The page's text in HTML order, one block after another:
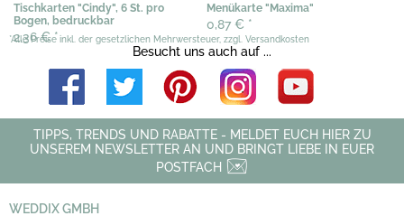
Tischkarten "Cindy", 6 St. pro
Bogen, bedruckbar
2,36 €*
Menükarte "Maxima"
0,87 € *
*Alle Preise inkl. der gesetzlichen Mehrwersteuer, zzgl. Versandkosten
Besucht uns auch auf ...
TIPPS, TRENDS UND RABATTE - MELDET EUCH HIER ZU
UNSEREM NEWSLETTER AN UND BRINGT LIEBE IN EUER
POSTFACH
WEDDIX GMBH